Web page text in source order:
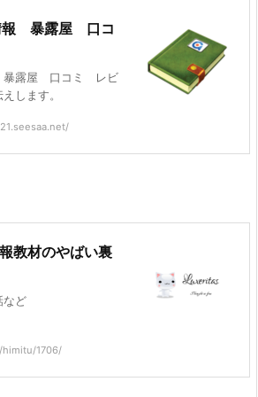
報 暴露屋 口コ
露屋 口コミ レビ
します。
教材のやばい裏
など
himitu/1706/